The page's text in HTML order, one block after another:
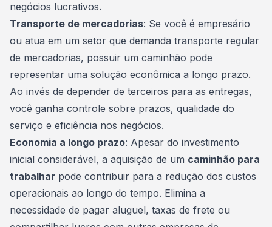
negócios lucrativos.
Transporte de mercadorias: Se você é empresário
ou atua em um setor que demanda transporte regular
de mercadorias, possuir um caminhão pode
representar uma solução econômica a longo prazo.
Ao invés de depender de terceiros para as entregas,
você ganha controle sobre prazos, qualidade do
serviço e eficiência nos negócios.
Economia a longo prazo: Apesar do investimento
inicial considerável, a aquisição de um caminhão para
trabalhar pode contribuir para a redução dos custos
operacionais ao longo do tempo. Elimina a
necessidade de pagar aluguel, taxas de frete ou